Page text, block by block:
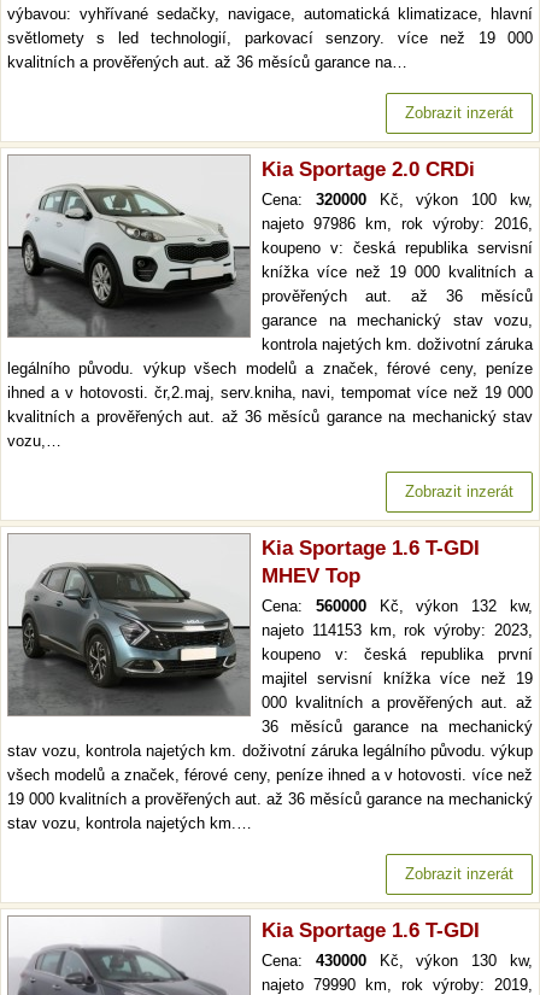
výbavou: vyhřívané sedačky, navigace, automatická klimatizace, hlavní
světlomety s led technologií, parkovací senzory. více než 19 000
kvalitních a prověřených aut. až 36 měsíců garance na…
Zobrazit inzerát
Kia Sportage 2.0 CRDi
Cena: 320000Kč, výkon 100 kw,
najeto 97986 km, rok výroby: 2016,
koupeno v: česká republika servisní
knížka více než 19 000 kvalitních a
prověřených aut. až 36 měsíců
garance na mechanický stav vozu,
kontrola najetých km. doživotní záruka
legálního původu. výkup všech modelů a značek, férové ceny, peníze
ihned a v hotovosti. čr,2.maj, serv.kniha, navi, tempomat více než 19 000
kvalitních a prověřených aut. až 36 měsíců garance na mechanický stav
vozu,…
Zobrazit inzerát
Kia Sportage 1.6 T-GDI
MHEV Top
Cena: 560000Kč, výkon 132 kw,
najeto 114153 km, rok výroby: 2023,
koupeno v: česká republika první
majitel servisní knížka více než 19
000 kvalitních a prověřených aut. až
36 měsíců garance na mechanický
stav vozu, kontrola najetých km. doživotní záruka legálního původu. výkup
všech modelů a značek, férové ceny, peníze ihned a v hotovosti. více než
19 000 kvalitních a prověřených aut. až 36 měsíců garance na mechanický
stav vozu, kontrola najetých km.…
Zobrazit inzerát
Kia Sportage 1.6 T-GDI
Cena: 430000Kč, výkon 130 kw,
najeto 79990 km, rok výroby: 2019,